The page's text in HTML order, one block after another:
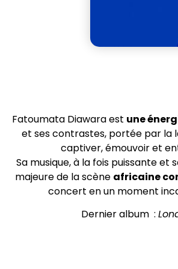
Fatoumata Diawara est une
et ses contrastes, portée par la
captiver, émouvoir et
Sa musique, à la fois puissante
majeure de la scène africaine
concert en un moment
Dernier album :